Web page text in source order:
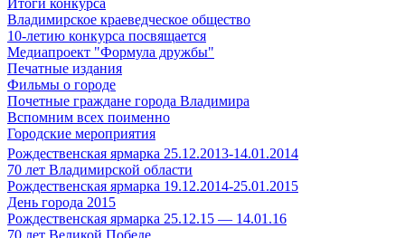
Итоги конкурса
Владимирское краеведческое общество
10-летию конкурса посвящается
Медиапроект "Формула дружбы"
Печатные издания
Фильмы о городе
Почетные граждане города Владимира
Вспомним всех поименно
Городские мероприятия
Рождественская ярмарка 25.12.2013-14.01.2014
70 лет Владимирской области
Рождественская ярмарка 19.12.2014-25.01.2015
День города 2015
Рождественская ярмарка 25.12.15 — 14.01.16
70 лет Великой Победе